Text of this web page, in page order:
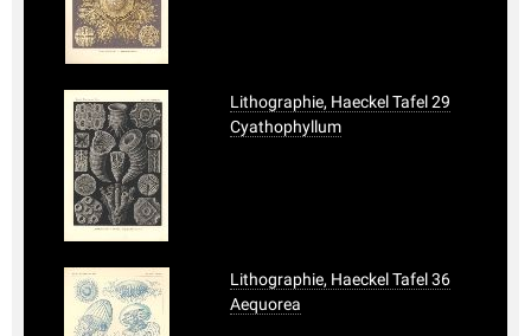
Lithographie, Haeckel Tafel 29
Cyathophyllum
Lithographie, Haeckel Tafel 36
Aequorea